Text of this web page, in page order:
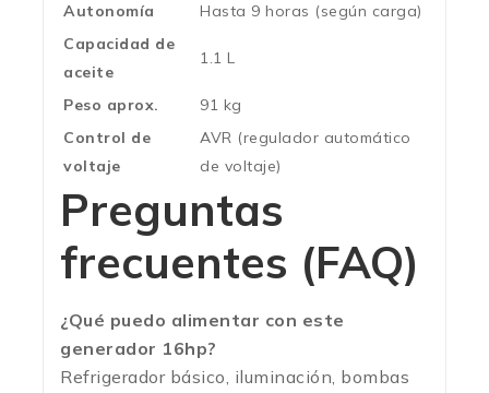
Autonomía
Hasta 9 horas (según carga)
Capacidad de
aceite
1.1 L
Peso aprox.
91 kg
Control de
voltaje
AVR (regulador automático
de voltaje)
Preguntas
frecuentes (FAQ)
¿Qué puedo alimentar con este
generador 16hp?
Refrigerador básico, iluminación, bombas